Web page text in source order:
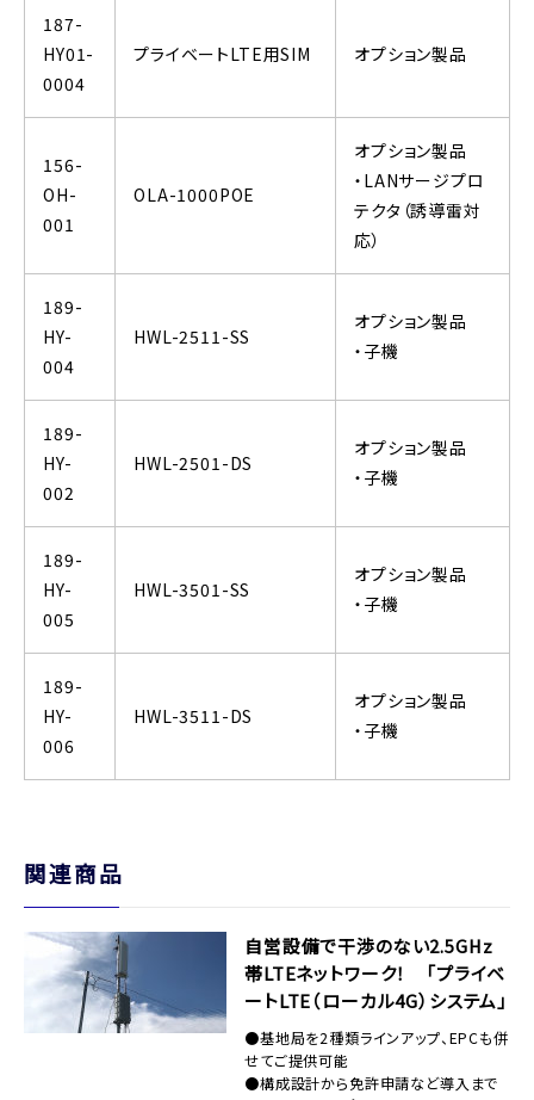
187-
HY01-
0004
プライベートLTE用SIM オプション製品
156-
OH-
001
OLA-1000POE
オプション製品
・LANサージプロ
テクタ（誘導雷対
応）
189-
HY-
004
HWL-2511-SS
オプション製品
・子機
189-
HY-
002
HWL-2501-DS
オプション製品
・子機
189-
HY-
005
HWL-3501-SS
オプション製品
・子機
189-
HY-
006
HWL-3511-DS
オプション製品
・子機
関連商品
自営設備で干渉のない2.5GHz
帯LTEネットワーク！ 「プライベ
ートLTE（ローカル4G）システム」
●基地局を2種類ラインアップ、EPCも併
せてご提供可能
●構成設計から免許申請など導入まで